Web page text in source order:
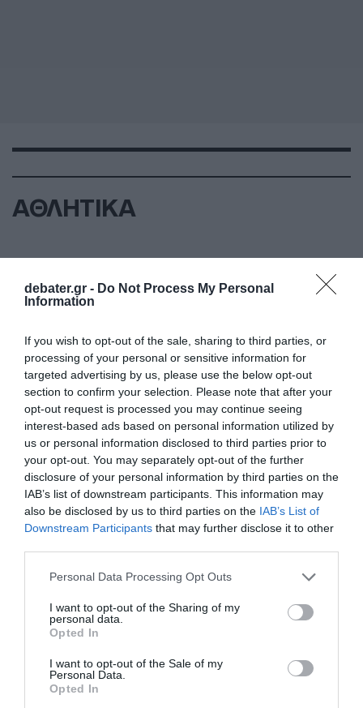
debater.gr - Do Not Process My Personal
Information
If you wish to opt-out of the sale, sharing to third parties, or
processing of your personal or sensitive information for
targeted advertising by us, please use the below opt-out
section to confirm your selection. Please note that after your
opt-out request is processed you may continue seeing
interest-based ads based on personal information utilized by
us or personal information disclosed to third parties prior to
your opt-out. You may separately opt-out of the further
disclosure of your personal information by third parties on the
IAB’s list of downstream participants. This information may
also be disclosed by us to third parties on the IAB’s List of
Downstream Participants that may further disclose it to other
Please note that this website/app uses one or more Google
not limited to your visit or usage behaviour. You may click to
grant or deny consent to Google and its third-party tags to
use your data for below specified purposes in below Google
consent section.
Personal Data Processing Opt Outs
I want to opt-out of the Sharing of my
personal data.
Opted In
I want to opt-out of the Sale of my
Personal Data.
Opted In
ΑΘΛΗΤΙΚΑ
ΑΘΛΗΤΙΚΑ
Μεξικό και Αργεντινή στηρίζουν τον
Ινφαντίνο, ενώ συνεχίζεται η κρίση
στη FIFA
Αντιμετωπίζει έντονες αντιδράσεις για την -πλέον
αποσυρμένη- πρόταση πώλησης μέρους των εμπορικών
δικαιωμάτων του Παγκοσμίου Κυπέλλου